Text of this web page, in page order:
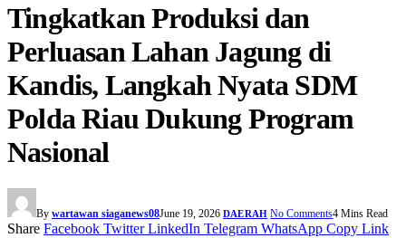
Tingkatkan Produksi dan
Perluasan Lahan Jagung di
Kandis, Langkah Nyata SDM
Polda Riau Dukung Program
Nasional
By wartawan siaganews08June 19, 2026 DAERAH No Comments4 Mins Read
Share Facebook Twitter LinkedIn Telegram WhatsApp Copy Link